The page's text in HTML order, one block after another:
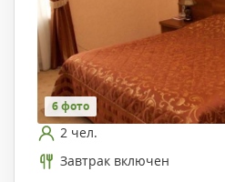
6 фото
2 чел.
Завтрак включен